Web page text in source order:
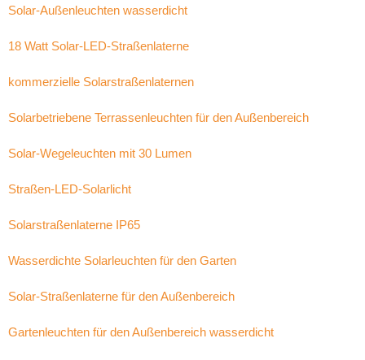
Solar-Außenleuchten wasserdicht
18 Watt Solar-LED-Straßenlaterne
kommerzielle Solarstraßenlaternen
Solarbetriebene Terrassenleuchten für den Außenbereich
Solar-Wegeleuchten mit 30 Lumen
Straßen-LED-Solarlicht
Solarstraßenlaterne IP65
Wasserdichte Solarleuchten für den Garten
Solar-Straßenlaterne für den Außenbereich
Gartenleuchten für den Außenbereich wasserdicht